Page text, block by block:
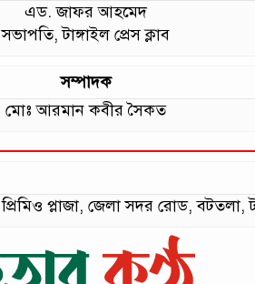
এড. জাফর আহমেদ
সভাপতি, টাঙ্গাইল প্রেস ক্লাব
সম্পাদক
মোঃ আরমান কবীর সৈকত
প্রিমিও প্লাজা, জেলা সদর রোড,